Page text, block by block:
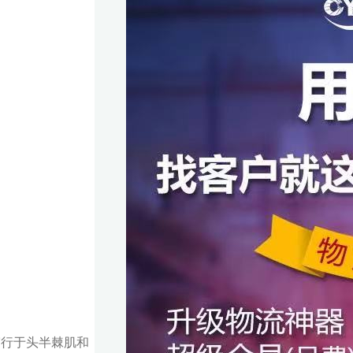
于头半棘肌和